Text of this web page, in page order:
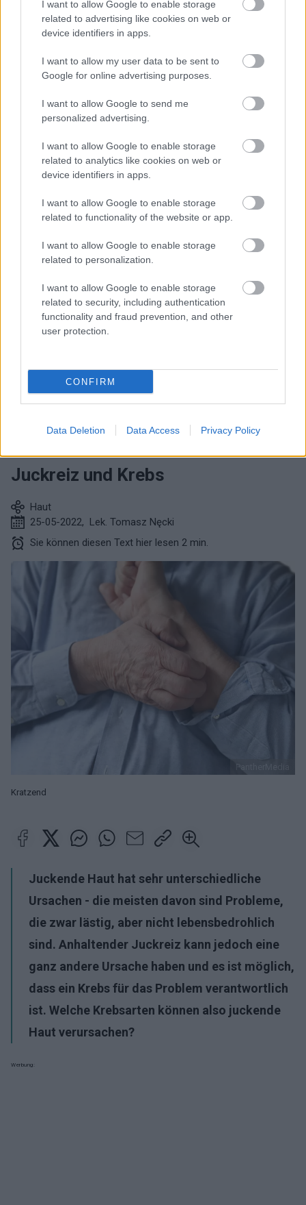
I want to allow Google to enable storage
related to advertising like cookies on web or
device identifiers in apps.
I want to allow my user data to be sent to
Google for online advertising purposes.
I want to allow Google to send me
personalized advertising.
I want to allow Google to enable storage
related to analytics like cookies on web or
device identifiers in apps.
I want to allow Google to enable storage
related to functionality of the website or app.
I want to allow Google to enable storage
related to personalization.
I want to allow Google to enable storage
related to security, including authentication
functionality and fraud prevention, and other
user protection.
CONFIRM
Data Deletion Data Access Privacy Policy
Kategorie:
Juckreiz und Krebs
Haut
25-05-2022, Lek. Tomasz Nęcki
Sie können diesen Text hier lesen 2 min.
PantherMedia
Kratzend
Juckende Haut hat sehr unterschiedliche
Ursachen - die meisten davon sind Probleme,
die zwar lästig, aber nicht lebensbedrohlich
sind. Anhaltender Juckreiz kann jedoch eine
ganz andere Ursache haben und es ist möglich,
dass ein Krebs für das Problem verantwortlich
ist. Welche Krebsarten können also juckende
Haut verursachen?
Werbung: